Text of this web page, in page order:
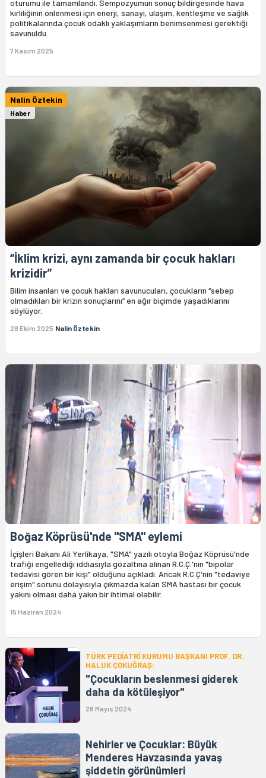
oturumu ile tamamlandı. Sempozyumun sonuç bildirgesinde hava
kirliliğinin önlenmesi için enerji, sanayi, ulaşım, kentleşme ve sağlık
politikalarında çocuk odaklı yaklaşımların benimsenmesi gerektiği
savunuldu.
7 Kasım 2025
Nalin Öztekin
Haber
“İklim krizi, aynı zamanda bir çocuk hakları
krizidir”
Bilim insanları ve çocuk hakları savunucuları, çocukların “sebep
olmadıkları bir krizin sonuçlarını” en ağır biçimde yaşadıklarını
söylüyor.
28 Ekim 2025 Nalin Öztekin
Boğaz Köprüsü'nde "SMA" eylemi
İçişleri Bakanı Ali Yerlikaya, "SMA" yazılı otoyla Boğaz Köprüsü'nde
trafiği engellediği iddiasıyla gözaltına alınan R.C.Ç.'nin "bipolar
tedavisi gören bir kişi" olduğunu açıkladı. Ancak R.C.Ç'nin "tedaviye
erişim" sorunu dolayısıyla çıkmazda kalan SMA hastası bir çocuk
yakını olması daha yakın bir ihtimal olabilir.
15 Haziran 2024
TÜRK PEDİATRİ KURUMU BAŞKANI PROF. DR.
HALUK ÇOKUĞRAŞ:
"Çocukların beslenmesi giderek
daha da kötüleşiyor"
28 Mayıs 2024
Nehirler ve Çocuklar: Büyük
Menderes Havzasında yavaş
şiddetin görünümleri